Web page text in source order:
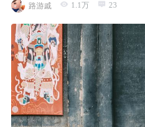
路游戚 1.1万 23